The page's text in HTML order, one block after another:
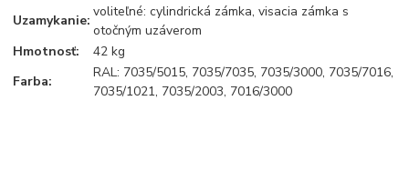
Uzamykanie:
voliteľné: cylindrická zámka, visacia zámka s
otočným uzáverom
Hmotnosť:
42 kg
Farba:
RAL: 7035/5015, 7035/7035, 7035/3000, 7035/7016,
7035/1021, 7035/2003, 7016/3000